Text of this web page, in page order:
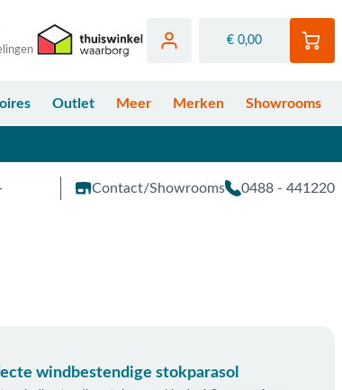
€ 0,00
Outlet Meer Merken Showrooms
Contact/Showrooms 0488 - 441220
windbestendige stokparasol